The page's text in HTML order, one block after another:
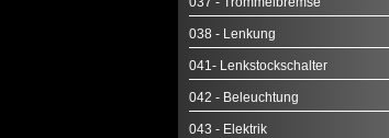
038 - Lenkung
041- Lenkstockschalter
042 - Beleuchtung
043 - Elektrik